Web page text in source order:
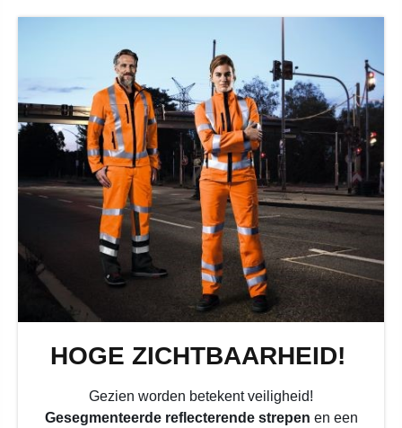
HOGE ZICHTBAARHEID!
Gezien worden betekent veiligheid!
Gesegmenteerde reflecterende strepen en een